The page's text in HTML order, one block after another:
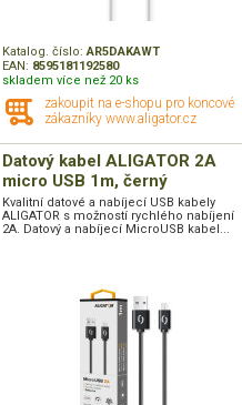
Katalog. číslo:AR5DAKAWT
EAN: 8595181192580
skladem více než 20 ks
zakoupit na e-shopu pro koncové
zákazníky www.aligator.cz
Datový kabel ALIGATOR 2A
micro USB 1m, černý
Kvalitní datové a nabíjecí USB kabely
ALIGATOR s možností rychlého nabíjení
2A. Datový a nabíjecí MicroUSB kabel...